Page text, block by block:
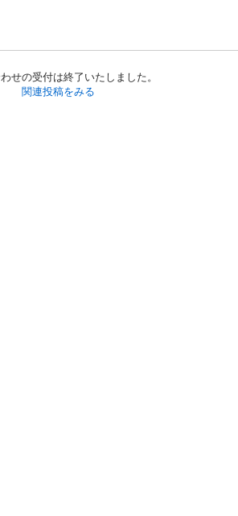
せの受付は終了いたしました。
関連投稿をみる